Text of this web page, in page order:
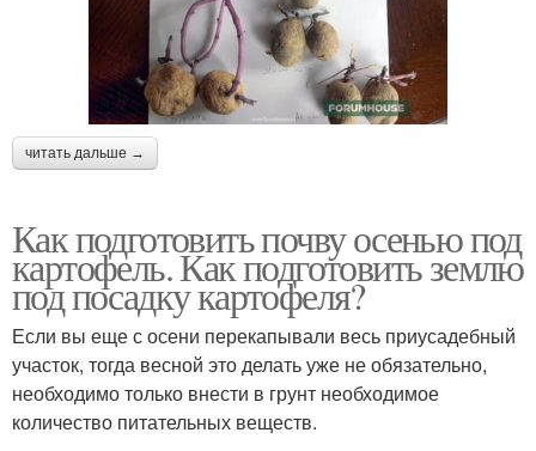
читать дальше →
Как подготовить почву осенью под
картофель. Как подготовить землю
под посадку картофеля?
Если вы еще с осени перекапывали весь приусадебный
участок, тогда весной это делать уже не обязательно,
необходимо только внести в грунт необходимое
количество питательных веществ.